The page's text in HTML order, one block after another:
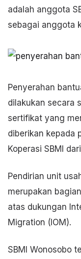
adalah anggota
sebagai anggota
Penyerahan
dilakukan secara
sertifikat yang
diberikan kepada
Koperasi SBMI
Pendirian unit
merupakan
atas dukungan
Migration (IOM).
SBMI Wonosobo